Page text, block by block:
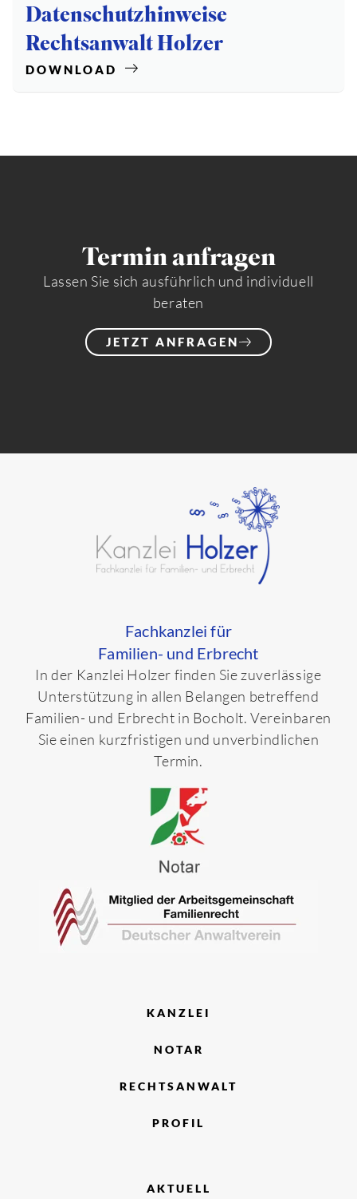
Datenschutzhinweise
Rechtsanwalt Holzer
DOWNLOAD
Termin anfragen
Lassen Sie sich ausführlich und individuell
beraten
JETZT ANFRAGEN
Fachkanzlei für
Familien- und Erbrecht
In der Kanzlei Holzer finden Sie zuverlässige
Unterstützung in allen Belangen betreffend
Familien- und Erbrecht in Bocholt. Vereinbaren
Sie einen kurzfristigen und unverbindlichen
Termin.
KANZLEI
NOTAR
RECHTSANWALT
PROFIL
AKTUELL